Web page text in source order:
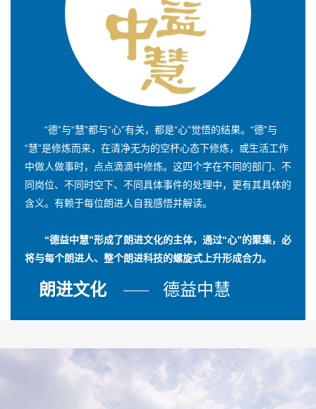
“德”与“慧”都与“心”有关，都是“心”觉悟的结果。“德”与
“慧”是修炼而来，在清净无为的空杯心态下修炼，或生活工作
中做人做事时，点点滴滴中修炼。这四个字在不同的部门、不
同岗位、不同时空下、不同具体事件的处理中，更有其具体的
含义。有赖于每位朗进人自我感悟并解读。
“德益中慧”形成了朗进文化的主体，通过“心”的聚集，必
将与每个朗进人、整个朗进科技的螺旋式上升形成合力。
朗进文化 德益中慧